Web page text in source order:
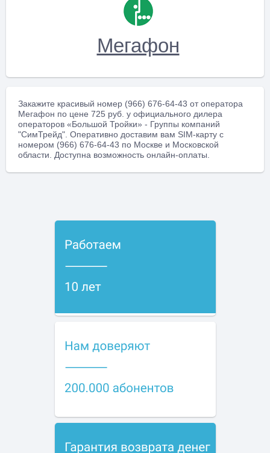
Мегафон
Закажите красивый номер (966) 676-64-43 от оператора
Мегафон по цене 725 руб. у официального дилера
операторов «Большой Тройки» - Группы компаний
"СимТрейд". Оперативно доставим вам SIM-карту с
номером (966) 676-64-43 по Москве и Московской
области. Доступна возможность онлайн-оплаты.